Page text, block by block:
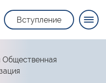
Вступление